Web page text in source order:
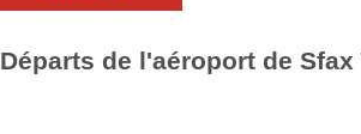
Départs de l'aéroport de